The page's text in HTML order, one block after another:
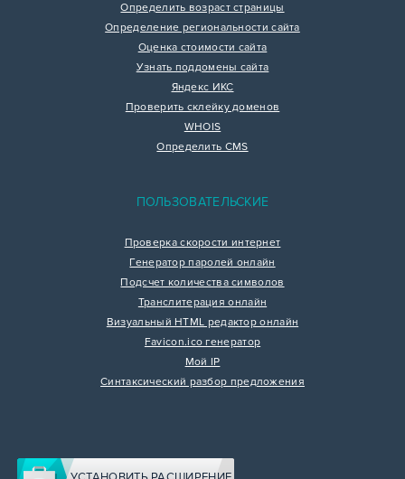
Определить возраст страницы
Определение региональности сайта
Оценка стоимости сайта
Узнать поддомены сайта
Яндекс ИКС
Проверить склейку доменов
WHOIS
Определить CMS
ПОЛЬЗОВАТЕЛЬСКИЕ
Проверка скорости интернет
Генератор паролей онлайн
Подсчет количества символов
Транслитерация онлайн
Визуальный HTML редактор онлайн
Favicon.ico генератор
Мой IP
Синтаксический разбор предложения